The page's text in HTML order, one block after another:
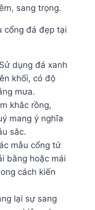
sang trọng.
cổng đá đẹp tại
Sử dụng đá xanh
khối, có độ
mưa.
khắc rồng,
mang ý nghĩa
sắc.
mẫu cổng tứ
bằng hoặc mái
cách kiến
lại sự sang